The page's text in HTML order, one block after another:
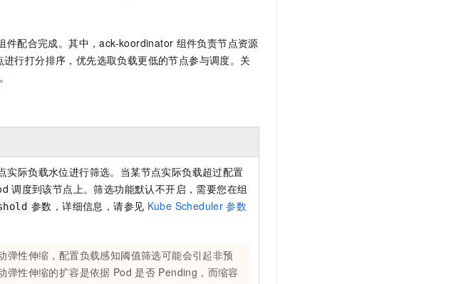
件配合完成。其中，ack-koordinator 组件负责节点资源
行打分排序，优先选取负载更低的节点参与调度。关
。
实际负载水位进行筛选。当某节点实际负载超过配置
调度到该节点上。筛选功能默认不开启，需要您在组
参数，详细信息，请参见 Kube Scheduler 参数
弹性伸缩，配置负载感知阈值筛选可能会引起非预
弹性伸缩的扩容是依据 Pod 是否 Pending，而缩容